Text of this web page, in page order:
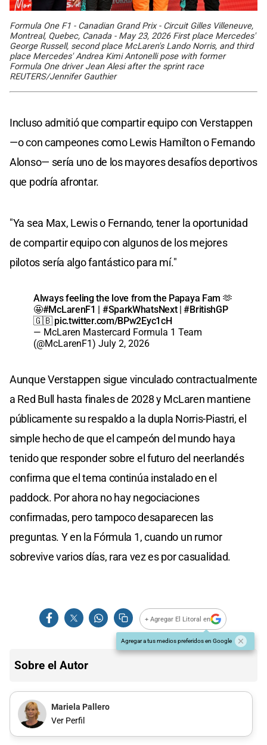
Formula One F1 - Canadian Grand Prix - Circuit Gilles Villeneuve,
Montreal, Quebec, Canada - May 23, 2026 First place Mercedes'
George Russell, second place McLaren's Lando Norris, and third
place Mercedes' Andrea Kimi Antonelli pose with former
Formula One driver Jean Alesi after the sprint race
REUTERS/Jennifer Gauthier
Incluso admitió que compartir equipo con Verstappen
—o con campeones como Lewis Hamilton o Fernando
Alonso— sería uno de los mayores desafíos deportivos
que podría afrontar.
"Ya sea Max, Lewis o Fernando, tener la oportunidad
de compartir equipo con algunos de los mejores
pilotos sería algo fantástico para mí."
Always feeling the love from the Papaya Fam 🫶
🤩#McLarenF1 | #SparkWhatsNext|#BritishGP
🇬🇧 pic.twitter.com/BPw2Eyc1cH
— McLaren Mastercard Formula 1 Team
(@McLarenF1) July 2, 2026
Aunque Verstappen sigue vinculado contractualmente
a Red Bull hasta finales de 2028 y McLaren mantiene
públicamente su respaldo a la dupla Norris-Piastri, el
simple hecho de que el campeón del mundo haya
tenido que responder sobre el futuro del neerlandés
confirma que el tema continúa instalado en el
paddock. Por ahora no hay negociaciones
confirmadas, pero tampoco desaparecen las
preguntas. Y en la Fórmula 1, cuando un rumor
sobrevive varios días, rara vez es por casualidad.
+ Agregar El Litoral en
Agregar a tus medios preferidos en Google
Sobre el Autor
Mariela Pallero
Ver Perfil